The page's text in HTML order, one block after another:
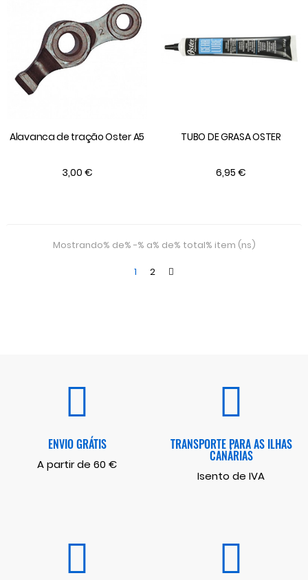
Alavanca de tração Oster A5
3,00 €
TUBO DE GRASA OSTER
6,95 €
Mostrando% de% -% a% de% total% item (ns)
1 2
ENVIO GRÁTIS
A partir de 60 €
TRANSPORTE PARA AS ILHAS
CANÁRIAS
Isento de IVA